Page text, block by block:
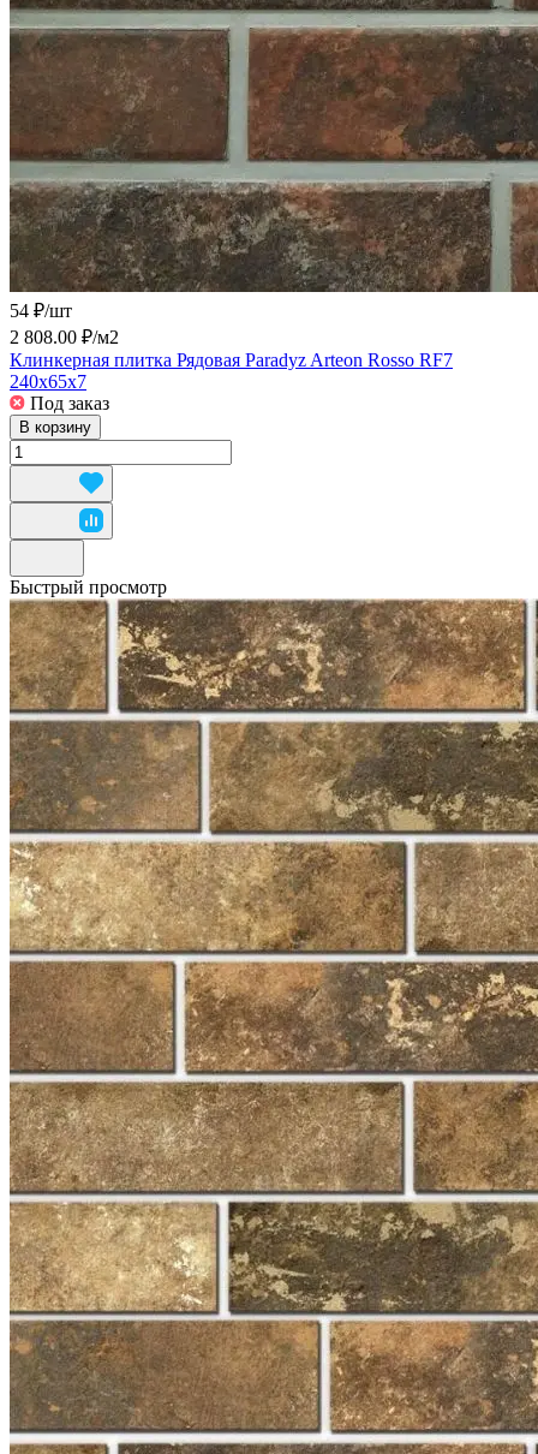
54 ₽/шт
2 808.00 ₽/м2
Клинкерная плитка Рядовая Paradyz Arteon Rosso RF7
240x65x7
Под заказ
В корзину
Быстрый просмотр